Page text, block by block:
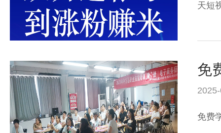
天短
免费